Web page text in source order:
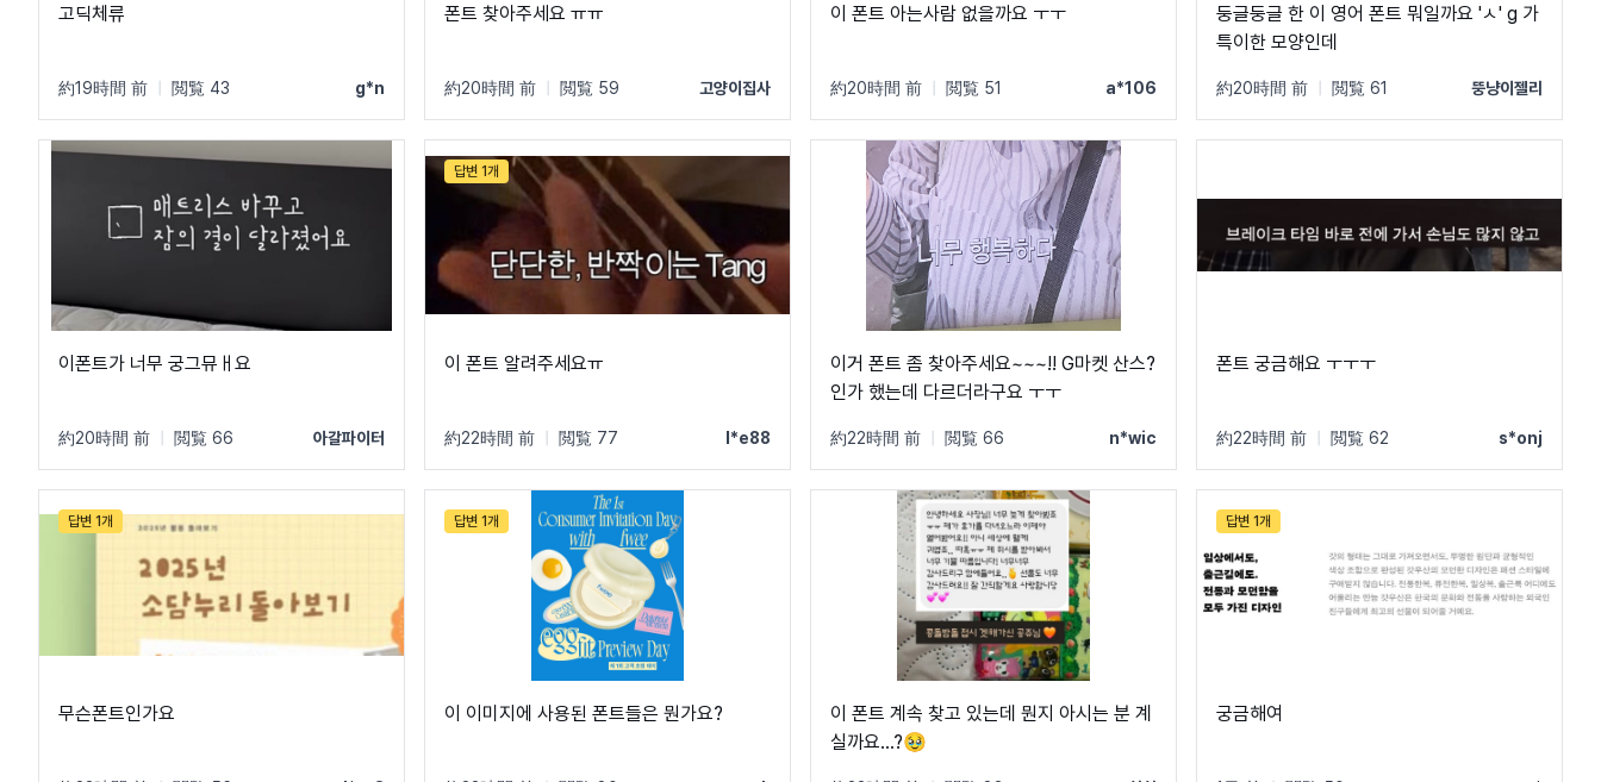
고딕체류
約19時間 前 閲覧 43 g*n
폰트 찾아주세요 ㅠㅠ
約20時間 前 閲覧 59 고양이집사
이 폰트 아는사람 없을까요 ㅜㅜ
約20時間 前 閲覧 51 a*106
둥글둥글 한 이 영어 폰트 뭐일까요 'ㅅ' g 가
특이한 모양인데
約20時間 前 閲覧 61 뚱냥이젤리
이폰트가 너무 궁그뮤ㅐ요
約20時間 前 閲覧 66 아갈파이터
답변 1개
이 폰트 알려주세요ㅠ
約22時間 前 閲覧 77 l*e88
이거 폰트 좀 찾아주세요~~~!! G마켓 산스?
인가 했는데 다르더라구요 ㅜㅜ
約22時間 前 閲覧 66 n*wic
폰트 궁금해요 ㅜㅜㅜ
約22時間 前 閲覧 62 s*onj
답변 1개
무슨폰트인가요
답변 1개
이 이미지에 사용된 폰트들은 뭔가요?
이 폰트 계속 찾고 있는데 뭔지 아시는 분 계
실까요...?🥹
답변 1개
궁금해여